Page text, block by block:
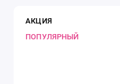
АКЦИЯ
ПОПУЛЯРНЫЙ